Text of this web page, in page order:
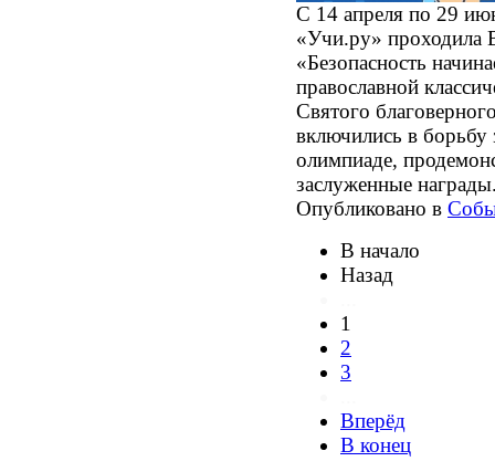
С 14 апреля по 29
«Учи.ру» проходила
«Безопасность
православной
Святого
включились в борьбу
олимпиаде,
заслуженные
Опубликовано в
В начало
Назад
1
2
3
Вперёд
В конец